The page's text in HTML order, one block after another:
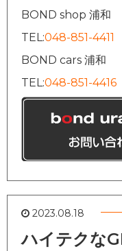
BOND shop 浦和
TEL:048-851-4411
BOND cars 浦和
TEL:048-851-4416
2023.08.18
ハイテクな